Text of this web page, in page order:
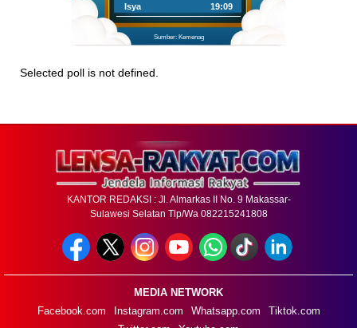
Isya 19:09
Sumber: Kemenag
Selected poll is not defined.
KANTOR REDAKSI : Jl. Almarkas II No. 9 Makassar-
Sulawesi Selatan Tlp/Wa 082215241808
MEDIA NETWORK
Facebook.com
Instagram.com Whatsapp.com
Tiktok.com